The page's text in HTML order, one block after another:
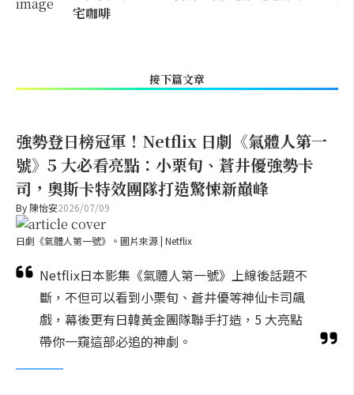
宅咖啡
接下篇文章
強勢登日榜冠軍！Netflix 日劇《氣體人第一
號》5 大必看亮點：小栗旬、蒼井優強勢卡
司，奧斯卡特效團隊打造驚悚新巔峰
By 陳怡安2026/07/09
日劇《氣體人第一號》。圖片來源 | Netflix
Netflix日本影集《氣體人第一號》上線後話題不
斷，不但可以看到小栗旬、蒼井優等神仙卡司飆
戲，幕後更有日韓黃金團隊聯手打造，5 大亮點
帶你一窺這部必追的神劇。